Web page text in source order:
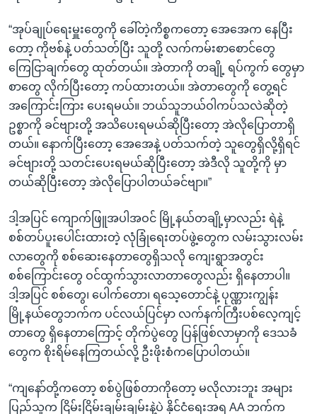
“အုပ်ချုပ်ရေးမှူးတွေကို ခေါ်တဲ့ကိစ္စကတော့ အေအေက နေပြီး
တော့ ကိုဗစ်နဲ့ ပတ်သတ်ပြီး သူတို့ လက်ကမ်းစာစောင်တွေ
ကြေငြာချက်တွေ ထုတ်တယ်။ အဲတာကို တချို့ ရပ်ကွက် တွေမှာ
စာတွေ လိုက်ပြီးတော့ ကပ်ထားတယ်။ အဲတာတွေကို တွေ့ရင်
အကြောင်းကြား ပေးရမယ်။ ဘယ်သူဘယ်ဝါကပ်သလဲဆိုတဲ့
ဥစ္စာကို ခင်ဗျားတို့ အသိပေးရမယ်ဆိုပြီးတော့ အဲလိုပြောတာရှိ
တယ်။ နောက်ပြီးတော့ အေအေနဲ့ ပတ်သက်တဲ့ သူတွေရှိလို့ရှိရင်
ခင်ဗျားတို့ သတင်းပေးရမယ်ဆိုပြီးတော့ အဲဒီလို သူတို့ကို မှာ
တယ်ဆိုပြီးတော့ အဲလိုပြောပါတယ်ခင်ဗျာ။”
ဒါ့အပြင် ကျောက်ဖြူအပါအဝင် မြို့နယ်တချို့မှာလည်း ရဲနဲ့
စစ်တပ်ပူးပေါင်းထားတဲ့ လုံခြုံရေးတပ်ဖွဲ့တွေက လမ်းသွားလမ်း
လာတွေကို စစ်ဆေးနေတာတွေရှိသလို ကျေးရွာအတွင်း
စစ်ကြောင်းတွေ ဝင်ထွက်သွားလာတာတွေလည်း ရှိနေတာပါ။
ဒါ့အပြင် စစ်တွေ၊ ပေါက်တော၊ ရသေ့တောင်နဲ့ ပုဏ္ဏားကျွန်း
မြို့နယ်တွေဘက်က ပင်လယ်ပြင်မှာ လက်နက်ကြီးပစ်လေ့ကျင့်
တာတွေ ရှိနေတာကြောင့် တိုက်ပွဲတွေ ပြန်ဖြစ်လာမှာကို ဒေသခံ
တွေက စိုးရိမ်နေကြတယ်လို့ ဦးဖိုးစံကပြောပါတယ်။
“ကျနော်တို့ကတော့ စစ်ပွဲဖြစ်တာကိုတော့ မလိုလားဘူး အများ
ပြည်သူက ငြိမ်းငြိမ်းချမ်းချမ်းနဲ့ပဲ နိုင်ငံရေးအရ AA ဘက်က